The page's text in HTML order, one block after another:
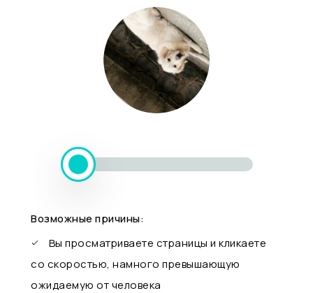
Возможные причины:
Вы просматриваете страницы и кликаете
со скоростью, намного превышающую
ожидаемую от человека